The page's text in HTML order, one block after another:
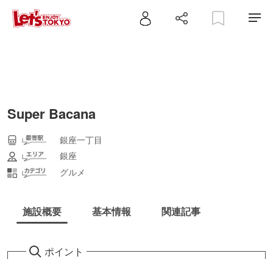
Super Bacana
銀座一丁目
銀座
グルメ
施設概要 基本情報 関連記事
ポイント